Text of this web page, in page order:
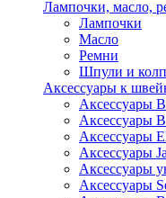
Лампочки, масло,
Лампочки
Масло
Ремни
Шпули и
Аксессуары к
Аксессуары
Аксессуары
Аксессуары
Аксессуары
Аксессуары
Аксессуары